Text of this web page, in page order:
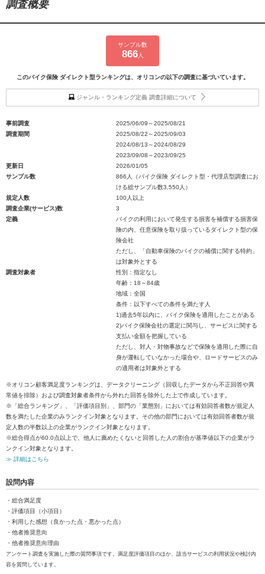
調査概要
サンプル数
866人
このバイク保険 ダイレクト型ランキングは、オリコンの以下の調査に基づいています。
ジャンル・ランキング定義 調査詳細について
事前調査
2025/06/09～2025/08/21
調査期間
2025/08/22～2025/09/03
2024/08/13～2024/08/29
2023/09/08～2023/09/25
更新日
2026/01/05
サンプル数
866人（バイク保険 ダイレクト型・代理店型調査にお
ける総サンプル数3,550人）
規定人数
100人以上
調査企業(サービス)数
3
定義
バイクの利用において発生する損害を補償する損害保
険の内、任意保険を取り扱っているダイレクト型の保
険会社
ただし、「自動車保険のバイクの補償に関する特約」
は対象外とする
調査対象者
性別：指定なし
年齢：18～84歳
地域：全国
条件：以下すべての条件を満たす人
1)過去5年以内に、バイク保険を適用したことがある
2)バイク保険会社の選定に関与し、サービスに関する
支払い金額を把握している
ただし、対人・対物事故などで保険を適用した際に自
身が運転していなかった場合や、ロードサービスのみ
の適用者は対象外とする
※オリコン顧客満足度ランキングは、データクリーニング（回収したデータから不正回答や異
常値を排除）および調査対象者条件から外れた回答を除外した上で作成しています。
※「総合ランキング」、「評価項目別」、部門の「業態別」においては有効回答者数が規定人
数を満たした企業のみランクイン対象となります。その他の部門においては有効回答者数が規
定人数の半数以上の企業がランクイン対象となります。
※総合得点が60.0点以上で、他人に薦めたくないと回答した人の割合が基準値以下の企業がラ
ンクイン対象となります。
≫ 詳細はこちら
設問内容
・総合満足度
・評価項目（小項目）
・利用した感想（良かった点・悪かった点）
・他者推奨意向
・他者推奨意向理由
アンケート調査を実施した際の質問事項です。満足度評価項目のほか、該当サービスの利用状況や検討内
容を質問しています。